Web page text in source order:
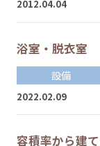
2012.04.04
浴室・脱衣室
設備
2022.02.09
容積率から建